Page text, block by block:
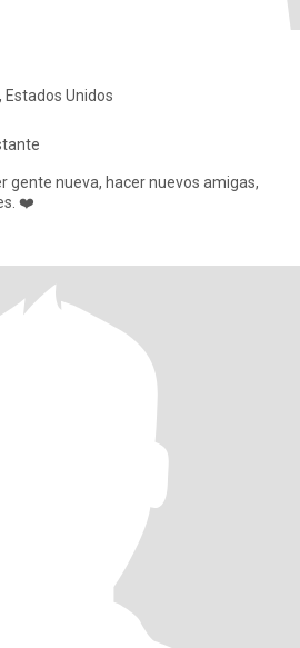
Estados Unidos
gente nueva, hacer nuevos amigas,
❤️